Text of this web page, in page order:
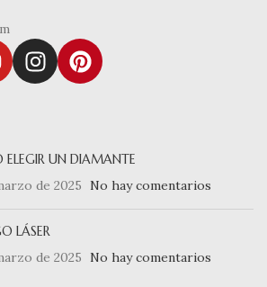
UN DIAMANTE
de 2025
No hay comentarios
LÁSER
de 2025
No hay comentarios